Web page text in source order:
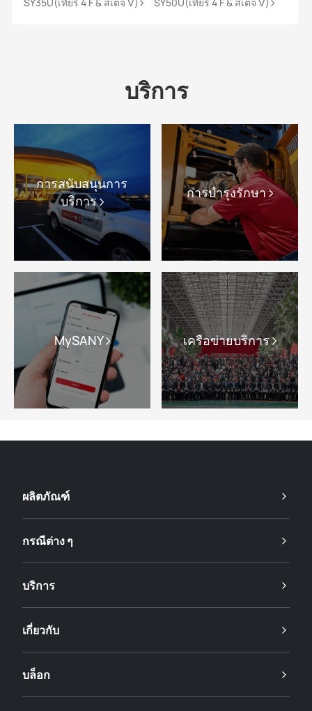
บริการ
การสนับสนุนการ
บริการ
การบำรุงรักษา
MySANY เครือข่ายบริการ
ผลิตภัณฑ์
กรณีต่าง ๆ
บริการ
เกี่ยวกับ
บล็อก